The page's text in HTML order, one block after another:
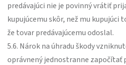
predávajúci nie je povinný vrátiť
kupujúcemu skôr, než mu kupujúci
že tovar predávajúcemu odoslal.
5.6. Nárok na úhradu škody
oprávnený jednostranne započítať